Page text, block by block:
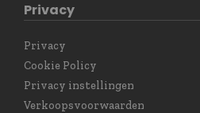
Privacy
Privacy
Cookie Policy
Privacy instellingen
Verkoopsvoorwaarden